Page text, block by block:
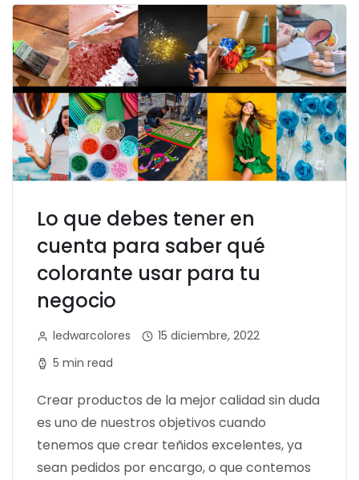
Lo que debes tener en
cuenta para saber qué
colorante usar para tu
negocio
ledwarcolores
15 diciembre, 2022
5 min read
Crear productos de la mejor calidad sin duda
es uno de nuestros objetivos cuando
tenemos que crear teñidos excelentes, ya
sean pedidos por encargo, o que contemos